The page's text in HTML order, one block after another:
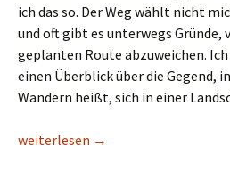
ich das so. Der Weg wählt nicht
und oft gibt es unterwegs Gründe,
geplanten Route abzuweichen.
einen Überblick über die Gegend,
Wandern heißt, sich in einer
Premiumwandern (I)
weiterlesen →